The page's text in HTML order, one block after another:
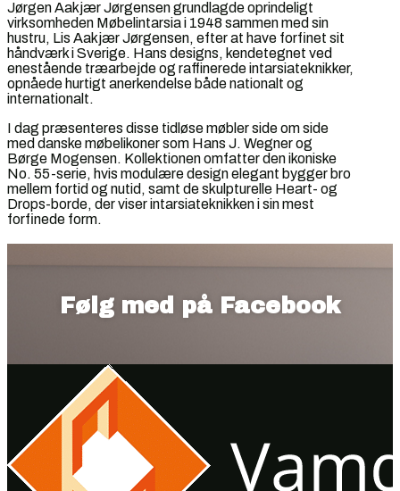
Jørgen Aakjær Jørgensen grundlagde oprindeligt
virksomheden Møbelintarsia i 1948 sammen med sin
hustru, Lis Aakjær Jørgensen, efter at have forfinet sit
håndværk i Sverige. Hans designs, kendetegnet ved
enestående træarbejde og raffinerede intarsiateknikker,
opnåede hurtigt anerkendelse både nationalt og
internationalt.
I dag præsenteres disse tidløse møbler side om side
med danske møbelikoner som Hans J. Wegner og
Børge Mogensen. Kollektionen omfatter den ikoniske
No. 55-serie, hvis modulære design elegant bygger bro
mellem fortid og nutid, samt de skulpturelle Heart- og
Drops-borde, der viser intarsiateknikken i sin mest
forfinede form.
Følg med på Facebook